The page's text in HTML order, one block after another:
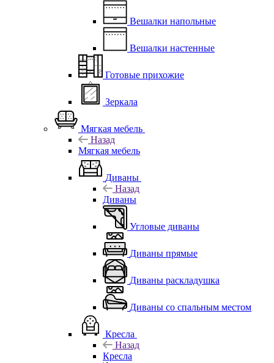
Вешалки напольные
Вешалки настенные
Готовые прихожие
Зеркала
Мягкая мебель
Назад
Мягкая мебель
Диваны
Назад
Диваны
Угловые диваны
Диваны прямые
Диваны раскладушка
Диваны со спальным местом
Кресла
Назад
Кресла